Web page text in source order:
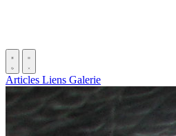
Articles Liens Galerie